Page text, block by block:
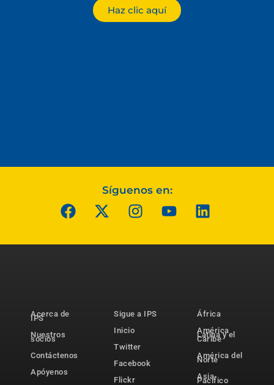
Haz clic aquí
Síguenos en:
Acerca de
IPS
Nuestros
socios
Contáctenos
Apóyenos
Sigue a IPS
Inicio
Twitter
Facebook
Flickr
África
América
Latina y el
Caribe
América del
Norte
Asia-
Pacífico